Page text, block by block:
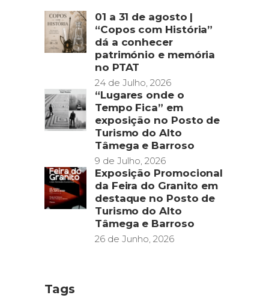
01 a 31 de agosto |
“Copos com História”
dá a conhecer
património e memória
no PTAT
24 de Julho, 2026
“Lugares onde o
Tempo Fica” em
exposição no Posto de
Turismo do Alto
Tâmega e Barroso
9 de Julho, 2026
Exposição Promocional
da Feira do Granito em
destaque no Posto de
Turismo do Alto
Tâmega e Barroso
26 de Junho, 2026
Tags